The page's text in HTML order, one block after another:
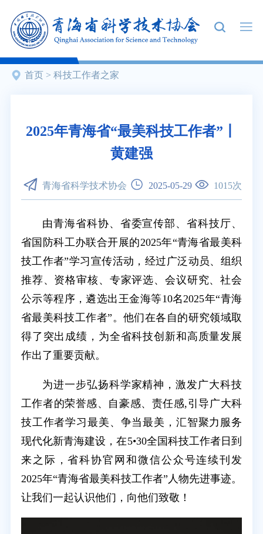
首页 > 科技工作者之家
2025年青海省“最美科技工作者”丨
黄建强
青海省科学技术协会 2025-05-29 1015次
由青海省科协、省委宣传部、省科技厅、
省国防科工办联合开展的2025年“青海省最美科
技工作者”学习宣传活动，经过广泛动员、组织
推荐、资格审核、专家评选、会议研究、社会
公示等程序，遴选出王金海等10名2025年“青海
省最美科技工作者”。他们在各自的研究领域取
得了突出成绩，为全省科技创新和高质量发展
作出了重要贡献。
为进一步弘扬科学家精神，激发广大科技
工作者的荣誉感、自豪感、责任感,引导广大科
技工作者学习最美、争当最美，汇智聚力服务
现代化新青海建设，在5•30全国科技工作者日到
来之际，省科协官网和微信公众号连续刊发
2025年“青海省最美科技工作者”人物先进事迹。
让我们一起认识他们，向他们致敬！